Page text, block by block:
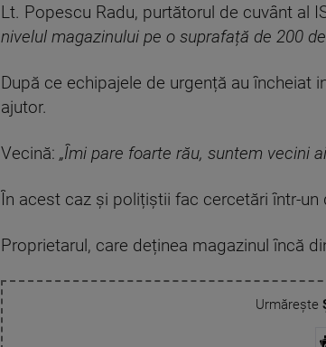
Lt. Popescu Radu, purtătorul de cuvânt al
nivelul magazinului pe o suprafață de 200
După ce echipajele de urgență au
ajutor.
Vecină: „Îmi pare foarte rău, suntem vecini
În acest caz și polițiștii fac cercetări într-
Proprietarul, care deținea magazinul încă
Urmărește